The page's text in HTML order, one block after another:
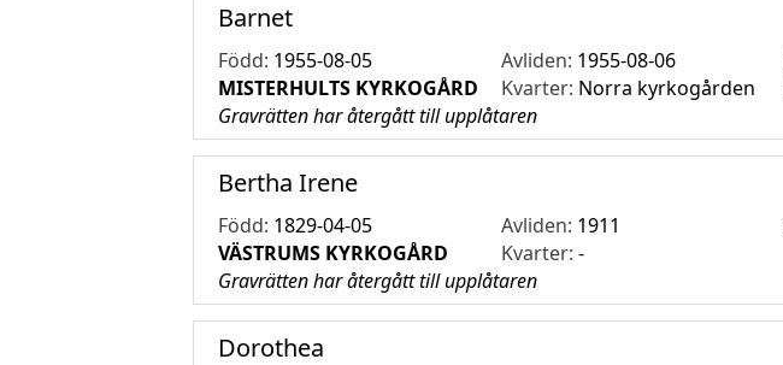
Barnet
Född: 1955-08-05 Avliden: 1955-08-06
MISTERHULTS KYRKOGÅRD
Kvarter: Norra kyrkogården
Gravrätten har återgått till upplåtaren
Bertha Irene
Född: 1829-04-05 Avliden: 1911
VÄSTRUMS KYRKOGÅRD
Kvarter:-
Gravrätten har återgått till upplåtaren
Dorothea